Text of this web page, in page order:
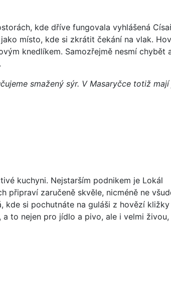
kde dříve fungovala vyhlášená
místo, kde si zkrátit čekání na vlak.
knedlíkem. Samozřejmě nesmí chybět
smažený sýr. V Masaryčce totiž mají
kuchyni. Nejstarším podnikem je Lokál
připraví zaručeně skvěle, nicméně ne
kde si pochutnáte na guláši z hovězí
to nejen pro jídlo a pivo, ale i velmi živou,